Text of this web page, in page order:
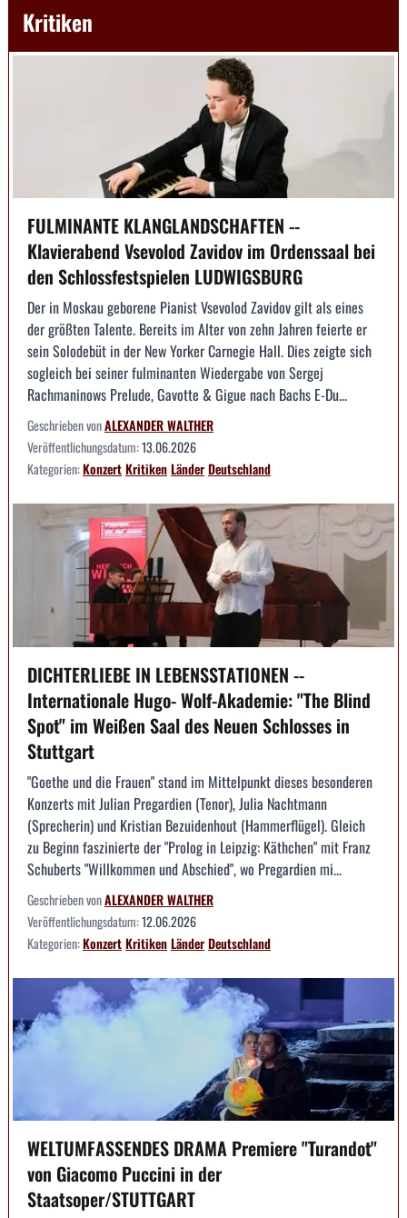
Kritiken
FULMINANTE KLANGLANDSCHAFTEN --
Klavierabend Vsevolod Zavidov im Ordenssaal bei
den Schlossfestspielen LUDWIGSBURG
Der in Moskau geborene Pianist Vsevolod Zavidov gilt als eines
der größten Talente. Bereits im Alter von zehn Jahren feierte er
sein Solodebüt in der New Yorker Carnegie Hall. Dies zeigte sich
sogleich bei seiner fulminanten Wiedergabe von Sergej
Rachmaninows Prelude, Gavotte & Gigue nach Bachs E-Du...
Geschrieben vonALEXANDER WALTHER
Veröffentlichungsdatum:13.06.2026
Kategorien:KonzertKritikenLänderDeutschland
DICHTERLIEBE IN LEBENSSTATIONEN --
Internationale Hugo- Wolf-Akademie: "The Blind
Spot" im Weißen Saal des Neuen Schlosses in
Stuttgart
"Goethe und die Frauen" stand im Mittelpunkt dieses besonderen
Konzerts mit Julian Pregardien (Tenor), Julia Nachtmann
(Sprecherin) und Kristian Bezuidenhout (Hammerflügel). Gleich
zu Beginn faszinierte der "Prolog in Leipzig: Käthchen" mit Franz
Schuberts "Willkommen und Abschied", wo Pregardien mi...
Geschrieben vonALEXANDER WALTHER
Veröffentlichungsdatum:12.06.2026
Kategorien:KonzertKritikenLänderDeutschland
WELTUMFASSENDES DRAMA Premiere "Turandot"
von Giacomo Puccini in der
Staatsoper/STUTTGART